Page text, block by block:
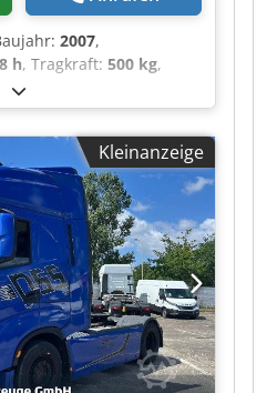
2007,
h, Tragkraft: 500 kg,
Cabanillas del Campo
H15SX erleichtert
von Personen bis zu
Diese selbstfahrende,
ist eine große,
mit hoher
Leistung.
handelt sich um eine
Tragfähigkeit von
Kleinanzeige